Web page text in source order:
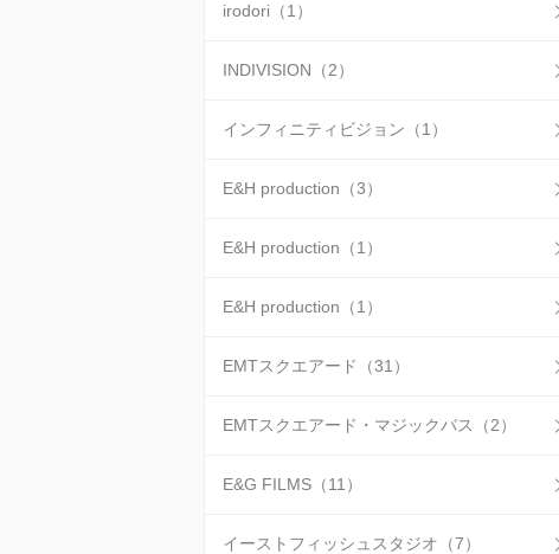
irodori（1）
INDIVISION（2）
インフィニティビジョン（1）
E&H production（3）
E&H production（1）
E&H production（1）
EMTスクエアード（31）
EMTスクエアード・マジックバス（2）
E&G FILMS（11）
イーストフィッシュスタジオ（7）